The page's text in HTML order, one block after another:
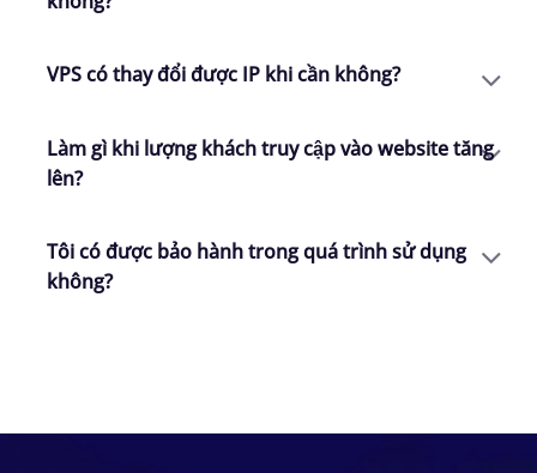
VPS có thay đổi được IP khi cần không?
Làm gì khi lượng khách truy cập vào website tăng
lên?
Tôi có được bảo hành trong quá trình sử dụng
không?